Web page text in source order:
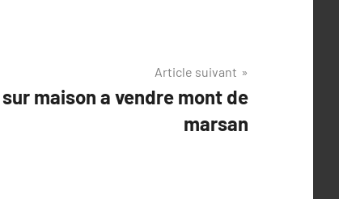
Article suivant
maison a vendre mont de
marsan